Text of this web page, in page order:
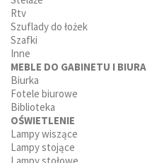
Rtv
Szuflady do łożek
Szafki
Inne
MEBLE DO GABINETU I BIURA
Biurka
Fotele biurowe
Biblioteka
OŚWIETLENIE
Lampy wiszące
Lampy stojące
Lampy stołowe